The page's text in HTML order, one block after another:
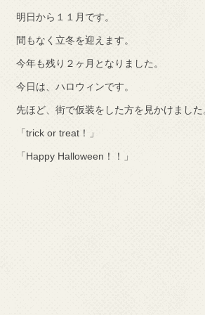
明日から１１月です。
間もなく立冬を迎えます。
今年も残り２ヶ月となりました。
今日は、ハロウィンです。
先ほど、街で仮装をした方を見かけました
「trick or treat！」
「Happy Halloween！！」